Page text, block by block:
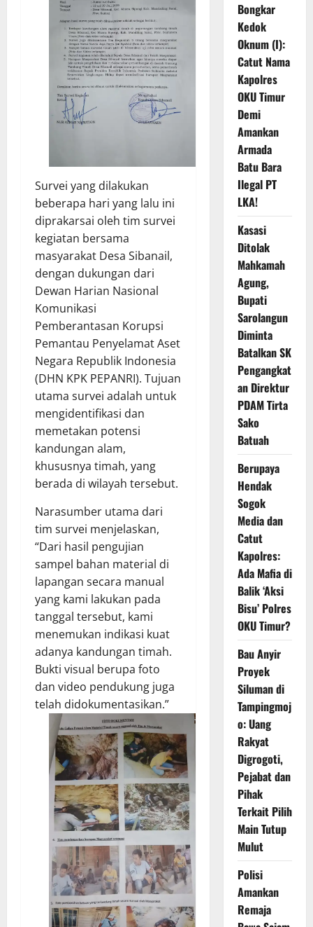
Survei yang dilakukan
beberapa hari yang lalu ini
diprakarsai oleh tim survei
kegiatan bersama
masyarakat Desa Sibanail,
dengan dukungan dari
Dewan Harian Nasional
Komunikasi
Pemberantasan Korupsi
Pemantau Penyelamat Aset
Negara Republik Indonesia
(DHN KPK PEPANRI). Tujuan
utama survei adalah untuk
mengidentifikasi dan
memetakan potensi
kandungan alam,
khususnya timah, yang
berada di wilayah tersebut.
Narasumber utama dari
tim survei menjelaskan,
“Dari hasil pengujian
sampel bahan material di
lapangan secara manual
yang kami lakukan pada
tanggal tersebut, kami
menemukan indikasi kuat
adanya kandungan timah.
Bukti visual berupa foto
dan video pendukung juga
telah didokumentasikan.”
Bongkar
Kedok
Oknum (I):
Catut Nama
Kapolres
OKU Timur
Demi
Amankan
Armada
Batu Bara
Ilegal PT
LKA!
Kasasi
Ditolak
Mahkamah
Agung,
Bupati
Sarolangun
Diminta
Batalkan SK
Pengangkat
an Direktur
PDAM Tirta
Sako
Batuah
Berupaya
Hendak
Sogok
Media dan
Catut
Kapolres:
Ada Mafia di
Balik ‘Aksi
Bisu’ Polres
OKU Timur?
Bau Anyir
Proyek
Siluman di
Tampingmoj
o: Uang
Rakyat
Digrogoti,
Pejabat dan
Pihak
Terkait Pilih
Main Tutup
Mulut
Polisi
Amankan
Remaja